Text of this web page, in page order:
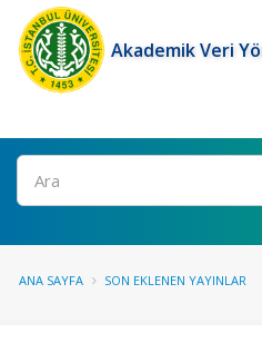
Akademik Veri
Ara
ANA SAYFA SON EKLENEN YAYINLAR